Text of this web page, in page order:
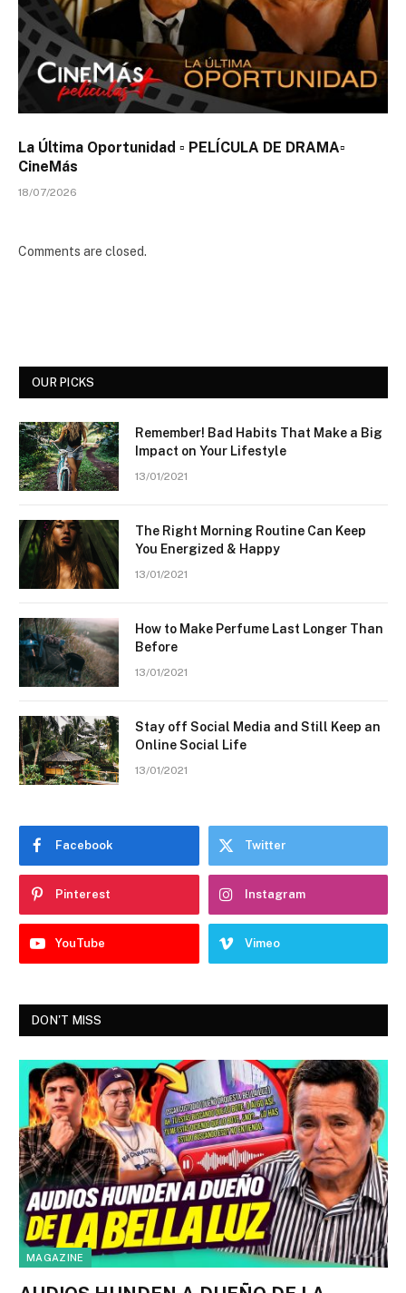
La Última Oportunidad ▫️ PELÍCULA DE DRAMA▫️
CineMás
18/07/2026
Comments are closed.
OUR PICKS
Remember! Bad Habits That Make a Big
Impact on Your Lifestyle
13/01/2021
The Right Morning Routine Can Keep
You Energized & Happy
13/01/2021
How to Make Perfume Last Longer Than
Before
13/01/2021
Stay off Social Media and Still Keep an
Online Social Life
13/01/2021
Facebook Twitter
Pinterest Instagram
YouTube Vimeo
DON'T MISS
MAGAZINE